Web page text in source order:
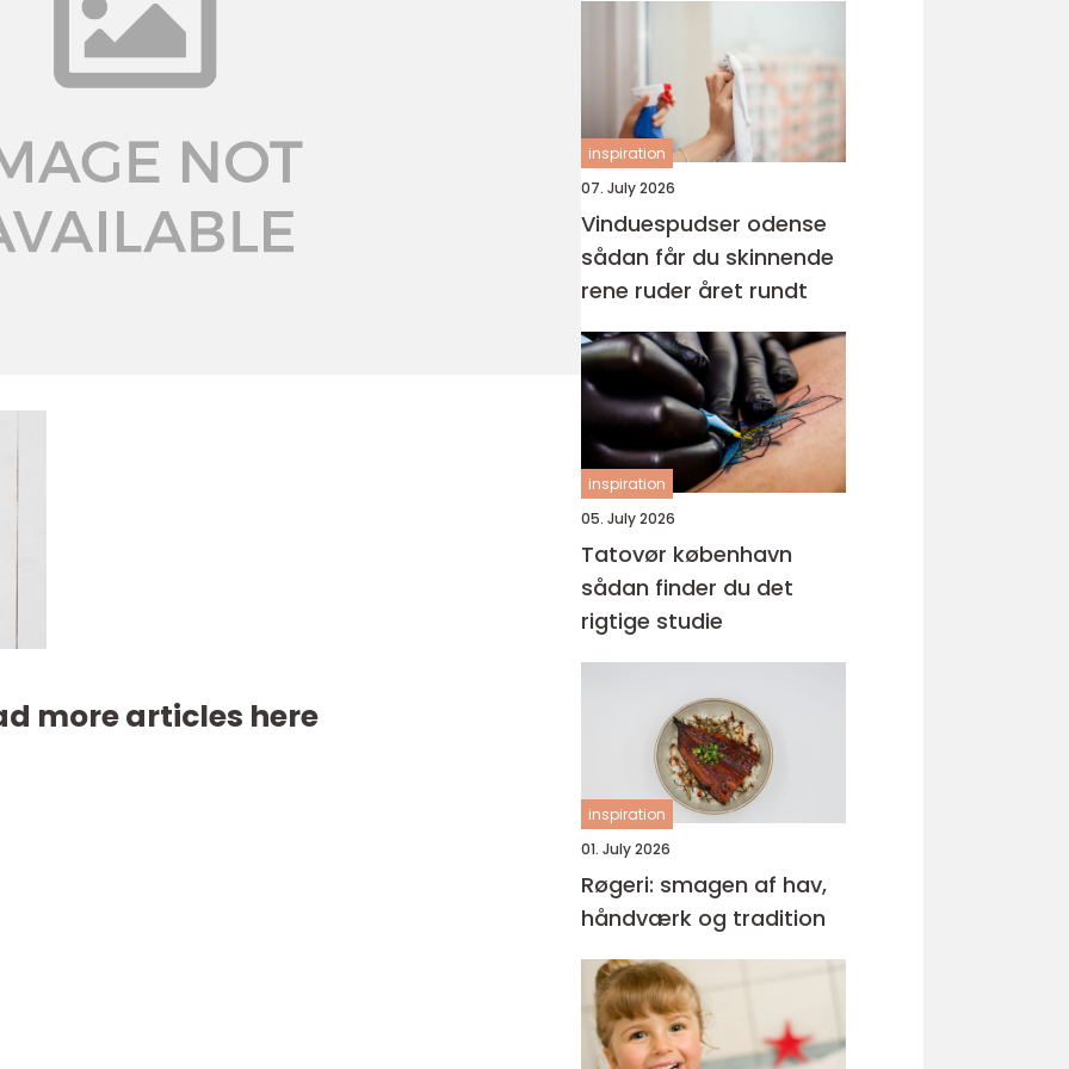
more articles here
inspiration
07. July 2026
Vinduespudser odense
sådan får du skinnende
rene ruder året rundt
inspiration
05. July 2026
Tatovør københavn
sådan finder du det
rigtige studie
inspiration
01. July 2026
Røgeri: smagen af hav,
håndværk og tradition